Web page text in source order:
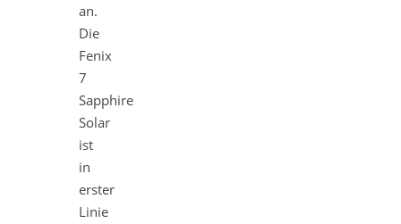
an.
Die
Fenix
7
Sapphire
Solar
ist
in
erster
Linie